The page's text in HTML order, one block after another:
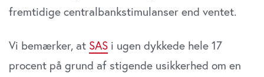
fremtidige centralbankstimulanser end ventet.
Vi bemærker, at SAS i ugen dykkede hele 17
procent på grund af stigende usikkerhed om en